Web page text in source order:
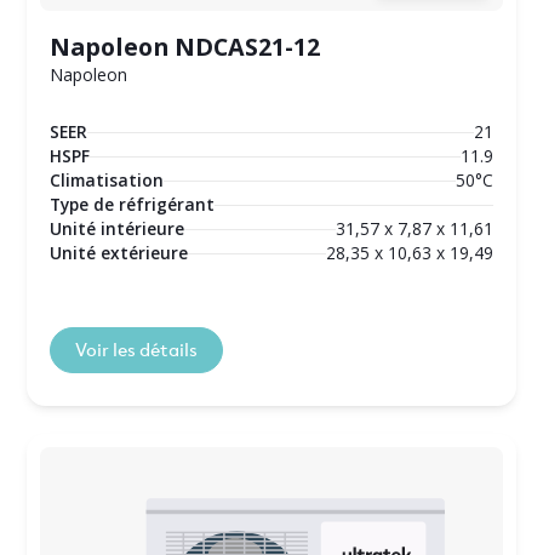
Napoleon NDCAS21-12
Napoleon
SEER
21
HSPF
11.9
Climatisation
50°C
Type de réfrigérant
Unité intérieure
31,57 x 7,87 x 11,61
Unité extérieure
28,35 x 10,63 x 19,49
Voir les détails